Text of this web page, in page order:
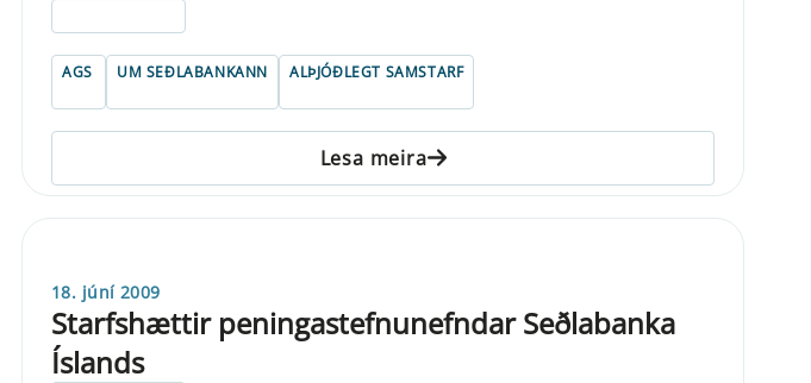
AGS UM SEÐLABANKANN ALÞJÓÐLEGT SAMSTARF
Lesa meira
18. júní 2009
Starfshættir peningastefnunefndar Seðlabanka
Íslands